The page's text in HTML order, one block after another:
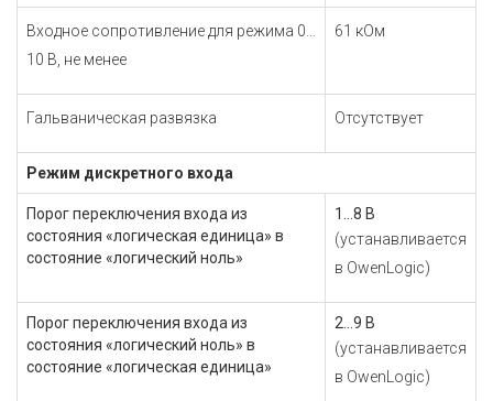
Входное сопротивление для режима 0…
10 В, не менее
61 кОм
Гальваническая развязка Отсутствует
Режим дискретного входа
Порог переключения входа из
состояния «логическая единица» в
состояние «логический ноль»
1...8 В
(устанавливается
в OwenLogic)
Порог переключения входа из
состояния «логический ноль» в
состояние «логическая единица»
2...9 В
(устанавливается
в OwenLogic)